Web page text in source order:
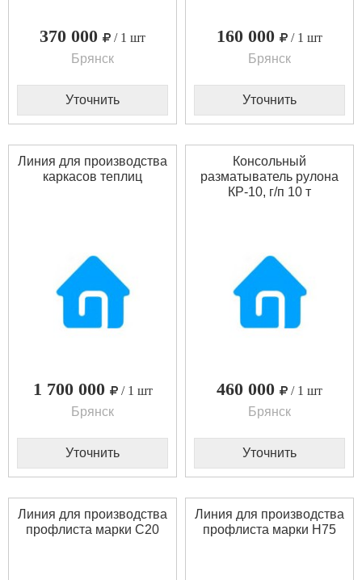
370 000
/ 1 шт
Брянск
Уточнить
160 000
/ 1 шт
Брянск
Уточнить
Линия для производства
каркасов теплиц
1 700 000
/ 1 шт
Брянск
Уточнить
Консольный
разматыватель рулона
КР-10, г/п 10 т
460 000
/ 1 шт
Брянск
Уточнить
Линия для производства
профлиста марки С20
Линия для производства
профлиста марки Н75